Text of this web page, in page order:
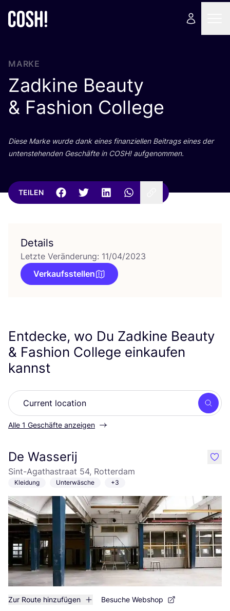
MARKE
Zadkine Beauty
& Fashion College
Die­se Mar­ke wur­de dank eines finan­zi­el­len Bei­trags eines der
unten­ste­hen­den Geschäf­te in COSH! aufgenommen.
TEILEN
Details
Letzte Veränderung: 11/04/2023
Verkaufsstellen
Entdecke, wo Du Zadkine Beauty
& Fashion College einkaufen
kannst
Alle 1 Geschäfte anzeigen
De Wasserij
Sint-Agathastraat 54, Rotterdam
Kleidung Unterwäsche +3
Zur Route hinzufügen Besuche Webshop
like